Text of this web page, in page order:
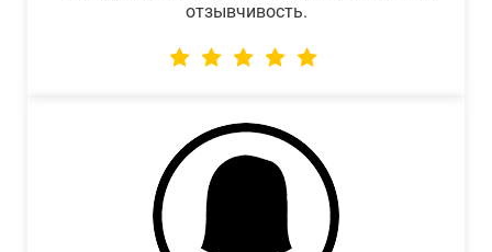
отзывчивость.